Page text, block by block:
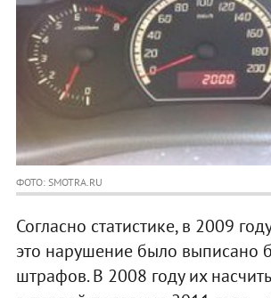
ФОТО: SMOTRA.RU
Согласно статистике, в 2009
это нарушение было выписано
штрафов. В 2008 году их